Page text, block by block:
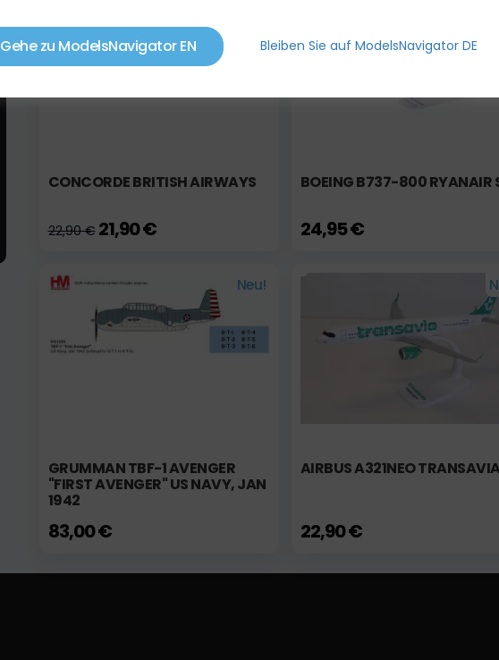
CONCORDE BRITISH AIRWAYS
22,90 €21,90 €
BOEING B737-800 RYANAIR
24,95 €
Neu!
GRUMMAN TBF-1 AVENGER
"FIRST AVENGER" US NAVY, JAN
1942
83,00 €
AIRBUS A321NEO TRANSAVIA
22,90 €
Gehe zu ModelsNavigator EN Bleiben Sie auf ModelsNavigator DE